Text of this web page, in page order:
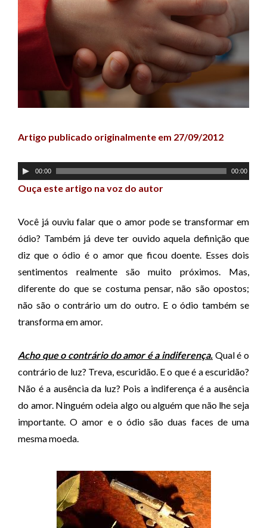
Artigo publicado originalmente em 27/09/2012
T
o
a
d
o
r
d
e
á
d
i
o
00:00 00:00
Ouça este artigo na voz do autor
Você já ouviu falar que o amor pode se transformar em
ódio? Também já deve ter ouvido aquela definição que
diz que o ódio é o amor que ficou doente. Esses dois
sentimentos realmente são muito próximos. Mas,
diferente do que se costuma pensar, não são opostos;
não são o contrário um do outro. E o ódio também se
transforma em amor.
Acho que o contrário do amor é a indiferença. Qual é o
contrário de luz? Treva, escuridão. E o que é a escuridão?
Não é a ausência da luz? Pois a indiferença é a ausência
do amor. Ninguém odeia algo ou alguém que não lhe seja
importante. O amor e o ódio são duas faces de uma
mesma moeda.